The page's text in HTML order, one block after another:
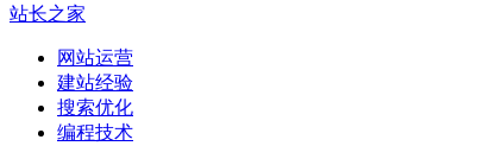
站长之家
网站运营
建站经验
搜索优化
编程技术